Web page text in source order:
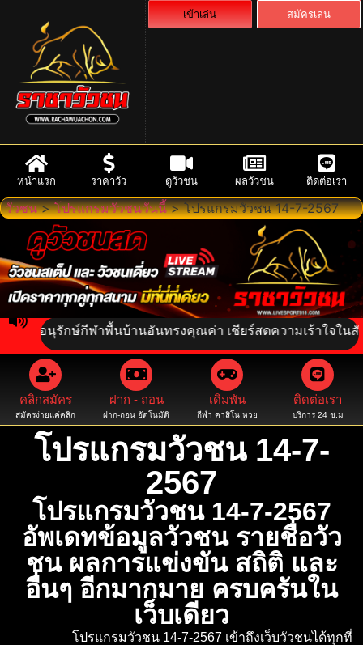
เข้าเล่น สมัครเล่น
หน้าแรก ราคาวัว ดูวัวชน ผลวัวชน ติดต่อเรา
วัวชน>โปรแกรมวัวชนวันนี้>โปรแกรมวัวชน 14-7-2567
นุรักษ์กีฬาพื้นบ้านอันทรงคุณค่า เชียร์สดความเร้าใจในสังเวี
คลิกสมัคร
สมัครง่ายแค่คลิก
ฝาก - ถอน
ฝาก-ถอน อัตโนมัติ
เดิมพัน
กีฬา คาสิโน หวย
ติดต่อเรา
บริการ 24 ช.ม
โปรแกรมวัวชน 14-7-
2567
โปรแกรมวัวชน 14-7-2567
อัพเดทข้อมูลวัวชน รายชื่อวัว
ชน ผลการแข่งขัน สถิติ และ
อื่นๆ อีกมากมาย ครบครันใน
เว็บเดียว
โปรแกรมวัวชน 14-7-2567 เข้าถึงเว็บวัวชนได้ทุกที่